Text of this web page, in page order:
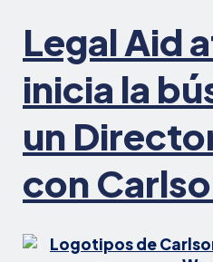
de
trato
a
la
en
lugar
Legal Aid
inicia la
un
con